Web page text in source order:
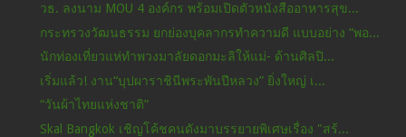
วธ. ลงนาม MOU 4 องค์กร พร้อมเปิดตัวหนังสืออาหารสุข...
กระทรวงวัฒนธรรม ยกย่องบุคลากรทำความดี แบบอย่าง “พอ...
นักท่องเที่ยวแห่ทำพวงมาลัยดอกมะลิให้แม่- ด้านศิลปิ...
เริ่มแล้ว! งาน“บุปผาราชินีพระพันปีหลวง” ยิ่งใหญ่ เ...
“วันผ้าไทยแห่งชาติ”
Skal Bangkok เชิญโค้ชคนดังมาบรรยายพิเศษเรื่อง "สร้...